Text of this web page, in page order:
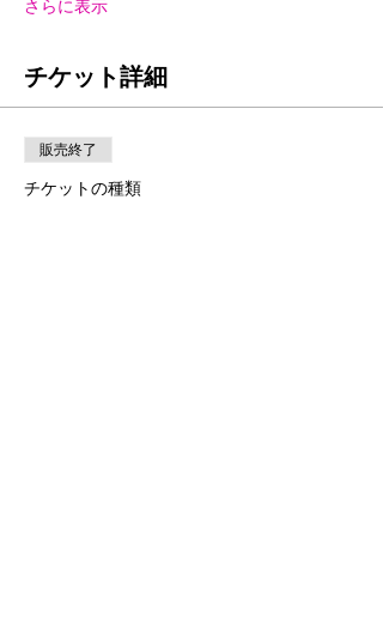
さらに表示
チケット詳細
販売終了
チケットの種類